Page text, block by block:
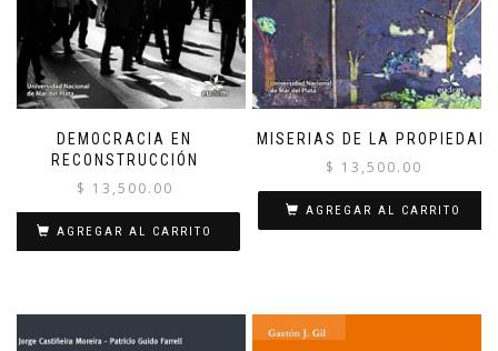
DEMOCRACIA EN
RECONSTRUCCIÓN
$ 13,500.00
AGREGAR AL CARRITO
MISERIAS DE LA PROPIEDAD
$ 13,500.00
AGREGAR AL CARRITO